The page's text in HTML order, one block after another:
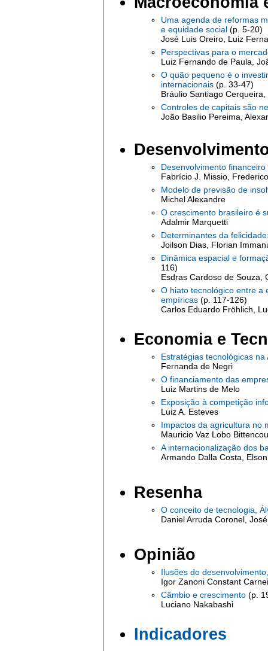
Uma agenda de reformas
e equidade social (p. 5-20)
José Luis Oreiro, Luiz
Perspectivas para o
Luiz Fernando de Paula,
O quão pequeno é o
internacionais (p. 33-47)
Bráulio Santiago
Controles de capitais são
João Basilio Pereima,
Desenvolvimento
Fabrício J. Missio,
Modelo de previsão de
Michel Alexandre
O crescimento brasileiro é
Adalmir Marquetti
Determinantes da
Joilson Dias, Florian
Dinâmica espacial e
116)
Esdras Cardoso de Souza,
O hiato tecnológico entre a
empíricas (p. 117-126)
Carlos Eduardo Fröhlich,
Economia e
Estratégias tecnológicas
Fernanda de Negri
O financiamento das
Luiz Martins de Melo
Exposição à competição
Luiz A. Esteves
Impactos da agricultura no
Mauricio Vaz Lobo
A internacionalização dos
Armando Dalla Costa,
Resenha
O conceito de tecnologia,
Daniel Arruda Coronel,
Opinião
Ilusões do
Igor Zanoni Constant
Câmbio e crescimento (p.
Luciano Nakabashi
Indicadores